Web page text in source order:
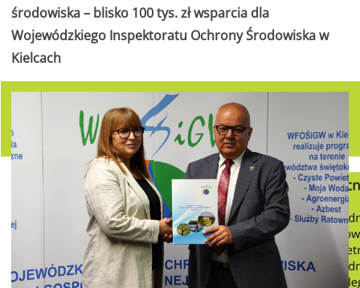
środowiska – blisko 100 tys. zł wsparcia dla
Wojewódzkiego Inspektoratu Ochrony Środowiska w
Kielcach